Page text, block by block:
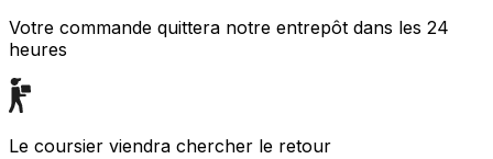
Votre commande quittera notre entrepôt dans les 24
heures
Le coursier viendra chercher le retour